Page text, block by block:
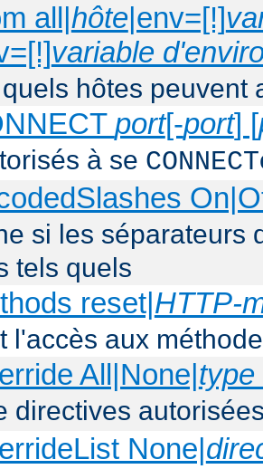
all|hôte|env=[!]
variable
hôtes peuvent
port[-port] [
à se CONNECT
si les séparateurs
tels quels
reset|HTTP-
l'accès aux
All|None|type
directives
None|